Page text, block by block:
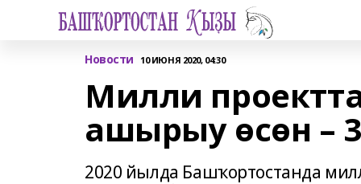
Новости 10 ИЮНЯ 2020, 04:30
Милли
ашырыу өсөн –
2020 йылда Башҡортостанда